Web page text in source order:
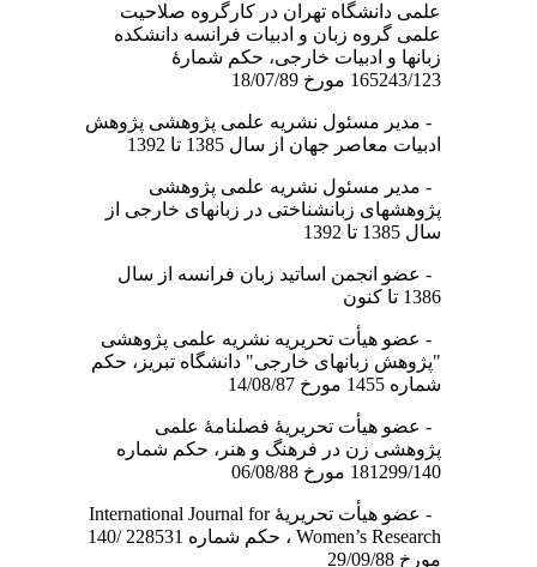
علمی دانشگاه تهران در کارگروه صلاحیت
علمی گروه زبان و ادبیات فرانسه دانشکده
زبانها و ادبیات خارجی، حکم شمارۀ
165243/123 مورخ 18/07/89
- مدیر مسئول نشریه علمی پژوهشی پژوهش
ادبیات معاصر جهان از سال 1385 تا 1392
- مدیر مسئول نشریه علمی پژوهشی
پژوهشهای زبانشناختی در زبانهای خارجی از
سال 1385 تا 1392
- عضو انجمن اساتید زبان فرانسه از سال
1386 تا کنون
- عضو هیأت تحریریه نشریه علمی پژوهشی
"پژوهش زبانهای خارجی" دانشگاه تبریز، حکم
شماره 1455 مورخ 14/08/87
- عضو هیأت تحریریۀ فصلنامۀ علمی
پژوهشی زن در فرهنگ و هنر، حکم شماره
181299/140 مورخ 06/08/88
- عضو هیأت تحریریۀ International Journal for
Women’s Research ، حکم شماره 228531 /140
مورخ 29/09/88